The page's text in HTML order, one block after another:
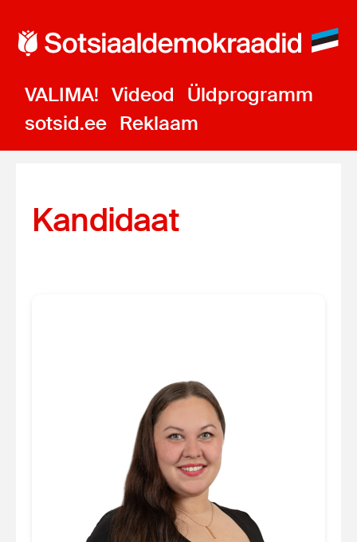
VALIMA! Videod
Üldprogramm
sotsid.ee Reklaam
Kandidaat